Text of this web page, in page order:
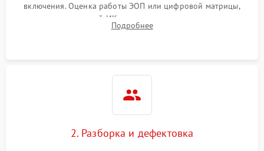
включения. Оценка работы ЭОП или цифровой матрицы,
проверка встроенной ИК-подсветки и механизма выверки
прицельной сетки. Выявление видимых дефектов оптики и
Подробнее
2. Разборка и дефектовка